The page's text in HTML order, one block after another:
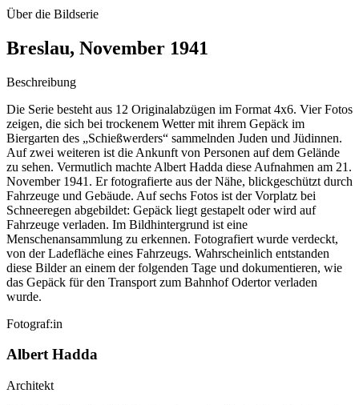
Über die Bildserie
Breslau, November 1941
Beschreibung
Die Serie besteht aus 12 Originalabzügen im Format 4x6. Vier Fotos
zeigen, die sich bei trockenem Wetter mit ihrem Gepäck im
Biergarten des „Schießwerders“ sammelnden Juden und Jüdinnen.
Auf zwei weiteren ist die Ankunft von Personen auf dem Gelände
zu sehen. Vermutlich machte Albert Hadda diese Aufnahmen am 21.
November 1941. Er fotografierte aus der Nähe, blickgeschützt durch
Fahrzeuge und Gebäude. Auf sechs Fotos ist der Vorplatz bei
Schneeregen abgebildet: Gepäck liegt gestapelt oder wird auf
Fahrzeuge verladen. Im Bildhintergrund ist eine
Menschenansammlung zu erkennen. Fotografiert wurde verdeckt,
von der Ladefläche eines Fahrzeugs. Wahrscheinlich entstanden
diese Bilder an einem der folgenden Tage und dokumentieren, wie
das Gepäck für den Transport zum Bahnhof Odertor verladen
wurde.
Fotograf:in
Albert Hadda
Architekt